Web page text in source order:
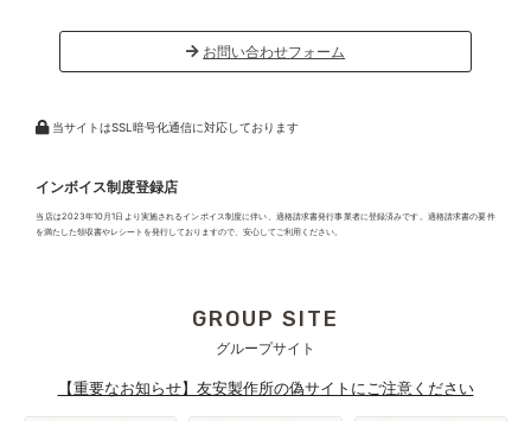
お問い合わせフォーム
当サイトはSSL暗号化通信に対応しております
インボイス制度登録店
当店は2023年10月1日より実施されるインボイス制度に伴い、適格請求書発行事業者に登録済みです。適格請求書の要件
を満たした領収書やレシートを発行しておりますので、安心してご利用ください。
GROUP SITE
グループサイト
【重要なお知らせ】友安製作所の偽サイトにご注意ください